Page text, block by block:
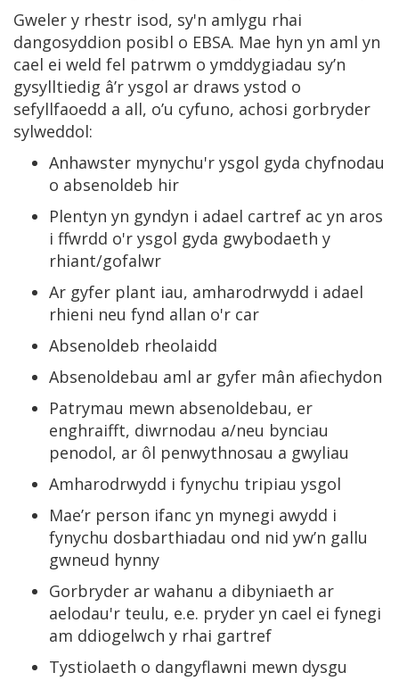
Gweler y rhestr isod, sy'n amlygu rhai
dangosyddion posibl o EBSA. Mae hyn yn aml yn
cael ei weld fel patrwm o ymddygiadau sy’n
gysylltiedig â’r ysgol ar draws ystod o
sefyllfaoedd a all, o’u cyfuno, achosi gorbryder
sylweddol:
Anhawster mynychu'r ysgol gyda chyfnodau
o absenoldeb hir
Plentyn yn gyndyn i adael cartref ac yn aros
i ffwrdd o'r ysgol gyda gwybodaeth y
rhiant/gofalwr
Ar gyfer plant iau, amharodrwydd i adael
rhieni neu fynd allan o'r car
Absenoldeb rheolaidd
Absenoldebau aml ar gyfer mân afiechydon
Patrymau mewn absenoldebau, er
enghraifft, diwrnodau a/neu bynciau
penodol, ar ôl penwythnosau a gwyliau
Amharodrwydd i fynychu tripiau ysgol
Mae’r person ifanc yn mynegi awydd i
fynychu dosbarthiadau ond nid yw’n gallu
gwneud hynny
Gorbryder ar wahanu a dibyniaeth ar
aelodau'r teulu, e.e. pryder yn cael ei fynegi
am ddiogelwch y rhai gartref
Tystiolaeth o dangyflawni mewn dysgu